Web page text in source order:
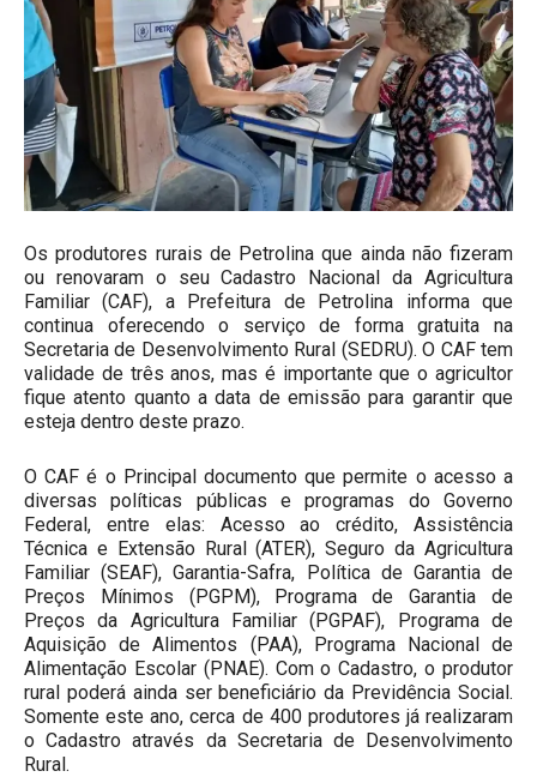
Os produtores rurais de Petrolina que ainda não fizeram
ou renovaram o seu Cadastro Nacional da Agricultura
Familiar (CAF), a Prefeitura de Petrolina informa que
continua oferecendo o serviço de forma gratuita na
Secretaria de Desenvolvimento Rural (SEDRU). O CAF tem
validade de três anos, mas é importante que o agricultor
fique atento quanto a data de emissão para garantir que
esteja dentro deste prazo.
O CAF é o Principal documento que permite o acesso a
diversas políticas públicas e programas do Governo
Federal, entre elas: Acesso ao crédito, Assistência
Técnica e Extensão Rural (ATER), Seguro da Agricultura
Familiar (SEAF), Garantia-Safra, Política de Garantia de
Preços Mínimos (PGPM), Programa de Garantia de
Preços da Agricultura Familiar (PGPAF), Programa de
Aquisição de Alimentos (PAA), Programa Nacional de
Alimentação Escolar (PNAE). Com o Cadastro, o produtor
rural poderá ainda ser beneficiário da Previdência Social.
Somente este ano, cerca de 400 produtores já realizaram
o Cadastro através da Secretaria de Desenvolvimento
Rural.